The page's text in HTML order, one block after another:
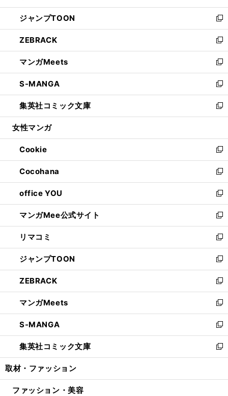
開
く
ウ
で
開
く
ン
ド
ウ
で
開
く
ウ
ィ
ン
ド
ウ
で
開
く
し
い
ウ
ィ
ン
ド
ウ
で
開
く
ジャンプTOON
新
し
い
ウ
ィ
ン
ド
ウ
で
開
ZEBRACK
新
し
い
ウ
ィ
ン
ド
ウ
開
く
マンガMeets
新
し
い
ウ
ィ
ン
ウ
で
開
く
S-MANGA
新
し
い
ウ
ン
ド
ウ
で
開
く
集英社コミック文庫
新
し
ウ
ィ
ン
ド
ウ
で
開
く
女性マンガ
Cookie
新
し
い
ウ
ィ
ン
ド
ウ
で
開
く
Cocohana
新
し
い
ウ
ィ
ン
ド
ウ
で
開
く
office YOU
新
し
い
ウ
ィ
ン
ド
ウ
で
開
く
マンガMee公式サイト
新
し
い
ウ
ィ
ン
ド
ウ
で
開
く
リマコミ
新
し
い
ウ
ィ
ン
ド
ウ
で
開
く
ジャンプTOON
新
し
い
ウ
ィ
ン
ド
ウ
で
開
ZEBRACK
新
し
い
ウ
ィ
ン
ド
ウ
開
マンガMeets
新
し
い
ウ
ィ
ン
ウ
S-MANGA
新
し
い
ウ
ン
集英社コミック文庫
新
し
ウ
取材・ファッション
ファッション・美容